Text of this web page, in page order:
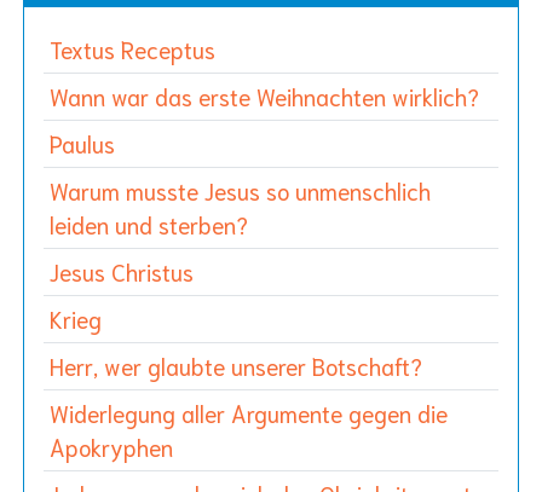
Textus Receptus
Wann war das erste Weihnachten wirklich?
Paulus
Warum musste Jesus so unmenschlich
leiden und sterben?
Jesus Christus
Krieg
Herr, wer glaubte unserer Botschaft?
Widerlegung aller Argumente gegen die
Apokryphen